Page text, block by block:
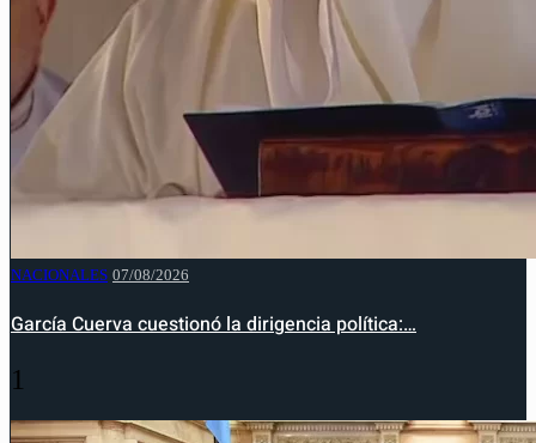
NACIONALES 07/08/2026
García Cuerva cuestionó la dirigencia política:…
1